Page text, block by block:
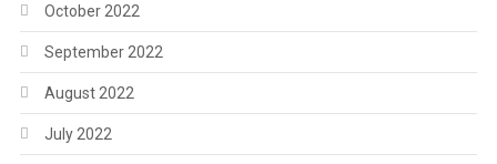
October 2022
September 2022
August 2022
July 2022